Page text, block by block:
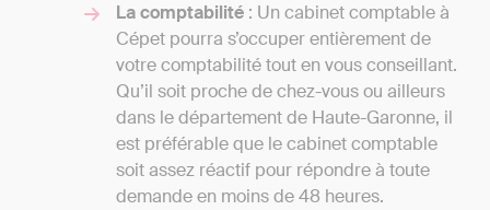
La comptabilité : Un cabinet comptable à
Cépet pourra s’occuper entièrement de
votre comptabilité tout en vous conseillant.
Qu’il soit proche de chez-vous ou ailleurs
dans le département de Haute-Garonne, il
est préférable que le cabinet comptable
soit assez réactif pour répondre à toute
demande en moins de 48 heures.